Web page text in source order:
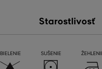
Starostlivosť
BIELENIE SUŠENIE